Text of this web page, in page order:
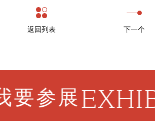
返回列表 下一个